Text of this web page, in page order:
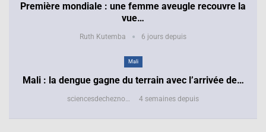
Première mondiale : une femme aveugle recouvre la
vue…
Ruth Kutemba 6 jours depuis
Mali
Mali : la dengue gagne du terrain avec l’arrivée de…
sciencesdecheznous@gmail.com 4 semaines depuis